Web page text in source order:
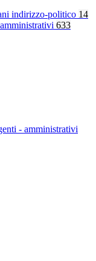
indirizzo-politico 14
633
- amministrativi